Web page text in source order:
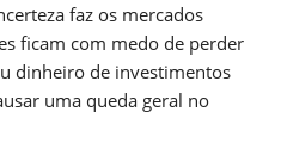
faz os mercados
ficam com medo de perder
dinheiro de investimentos
uma queda geral no